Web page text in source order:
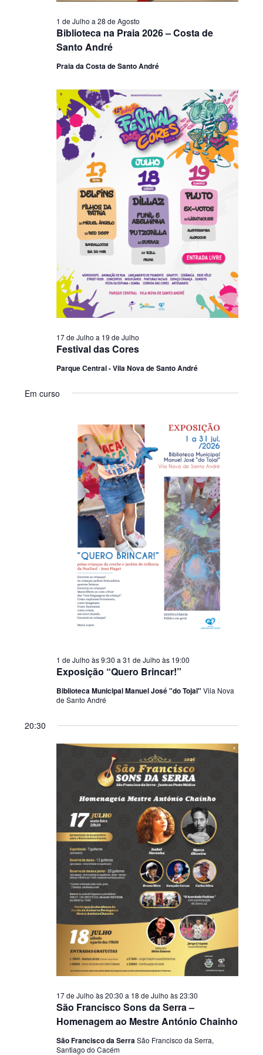
Biblioteca na Praia 2026 – Costa de
Santo André
1 de Julho a 28 de Agosto
Praia da Costa de Santo André
Festival das Cores
17 de Julho a 19 de Julho
Parque Central - Vila Nova de Santo André
Em curso
Exposição “Quero Brincar!”
1 de Julho às 9:30 a 31 de Julho às 19:00
Biblioteca Municipal Manuel José "do Tojal" Vila Nova
de Santo André
20:30
São Francisco Sons da Serra –
Homenagem ao Mestre António Chainho
17 de Julho às 20:30 a 18 de Julho às 23:30
São Francisco da SerraSão Francisco da Serra,
Santiago do Cacém